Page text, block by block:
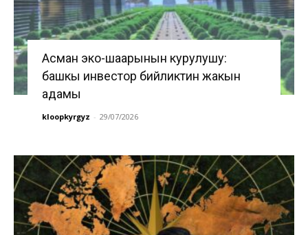
Асман эко-шаарынын курулушу:
башкы инвестор бийликтин жакын
адамы
kloopkyrgyz - 29/07/2026